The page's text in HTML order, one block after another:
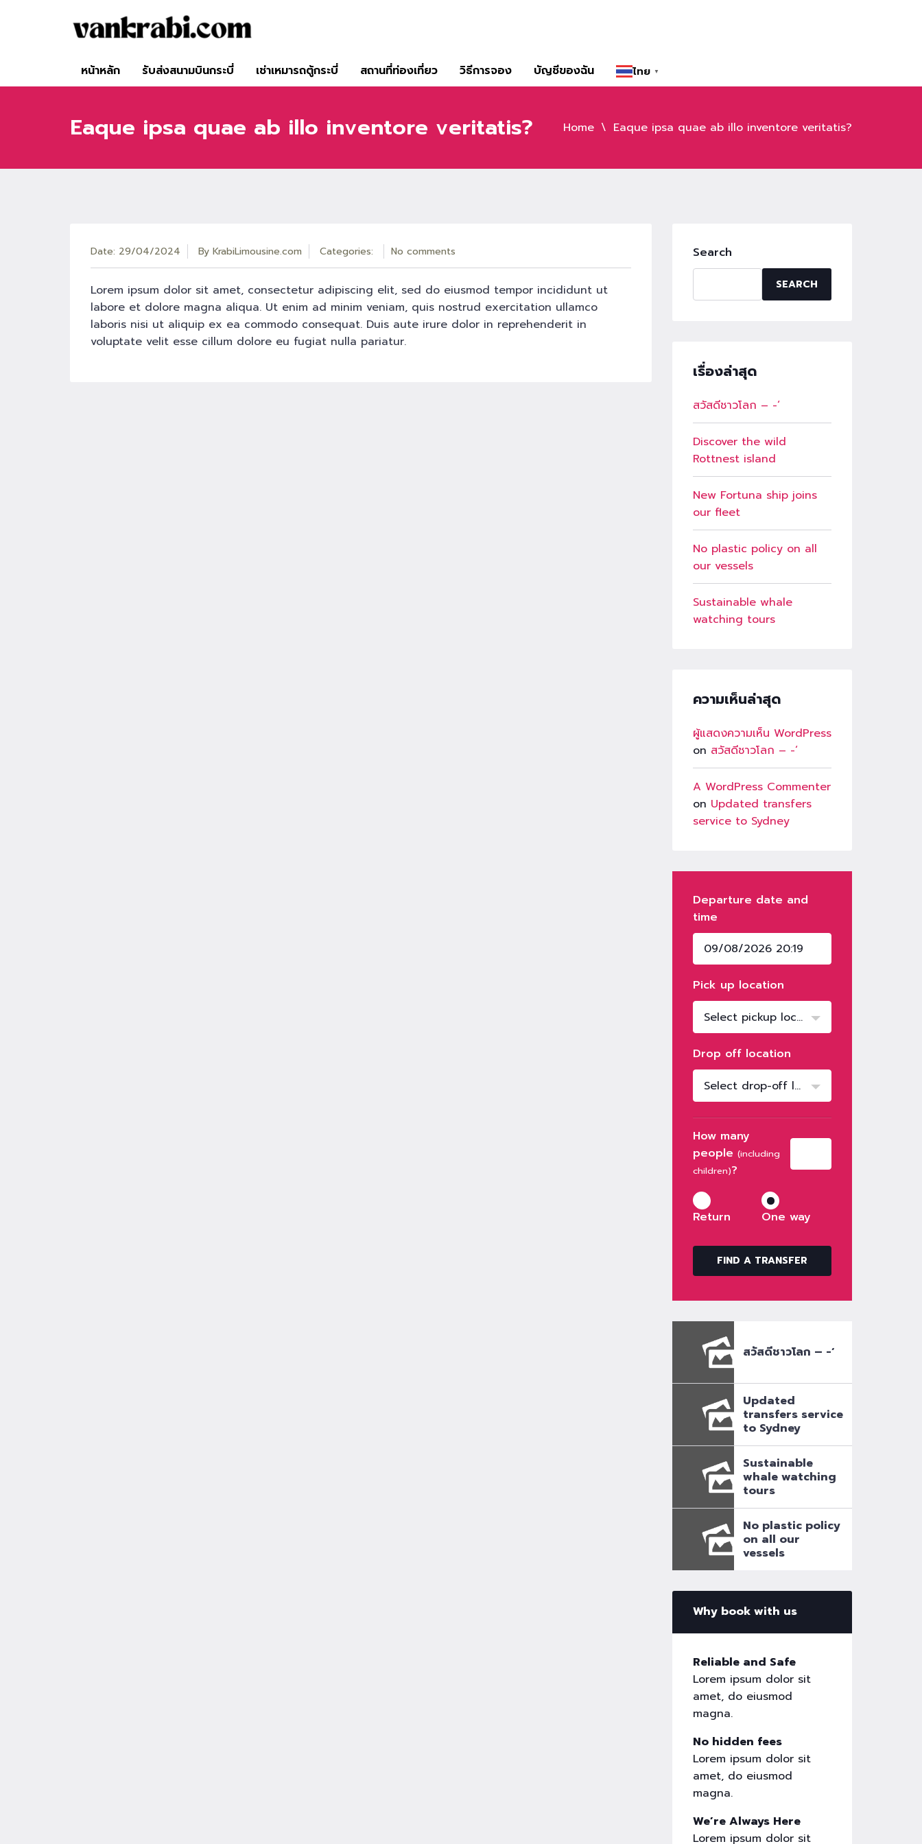
หน้าหลัก รับส่งสนามบินกระบี่ เช่าเหมารถตู้กระบี่ สถานที่ท่องเที่ยว วิธีการจอง บัญชีของฉัน ไทย ▼
Eaque ipsa quae ab illo inventore veritatis? Home Eaque ipsa quae ab illo inventore veritatis?
Date: 29/04/2024 By KrabiLimousine.com Categories: No comments
Lorem ipsum dolor sit amet, consectetur adipiscing elit, sed do eiusmod tempor incididunt ut
labore et dolore magna aliqua. Ut enim ad minim veniam, quis nostrud exercitation ullamco
laboris nisi ut aliquip ex ea commodo consequat. Duis aute irure dolor in reprehenderit in
voluptate velit esse cillum dolore eu fugiat nulla pariatur.
Search
SEARCH
เรื่องล่าสุด
สวัสดีชาวโลก – -‘
Discover the wild
Rottnest island
New Fortuna ship joins
our fleet
No plastic policy on all
our vessels
Sustainable whale
watching tours
ความเห็นล่าสุด
ผู้แสดงความเห็น WordPress
on สวัสดีชาวโลก – -‘
A WordPress Commenter
on Updated transfers
service to Sydney
Departure date and
time
Pick up location
Select pickup location
Drop off location
Select drop-off location
How many
people (including
children)?
Return One way
FIND A TRANSFER
สวัสดีชาวโลก – -‘
Updated
transfers service
to Sydney
Sustainable
whale watching
tours
No plastic policy
on all our
vessels
Why book with us
Reliable and Safe
Lorem ipsum dolor sit
amet, do eiusmod
magna.
No hidden fees
Lorem ipsum dolor sit
amet, do eiusmod
magna.
We’re Always Here
Lorem ipsum dolor sit